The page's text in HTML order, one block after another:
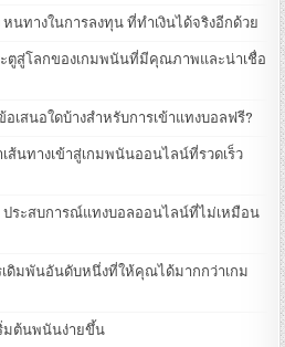
นทางในการลงทุน ที่ทำเงินได้จริงอีกด้วย
ะตูสู่โลกของเกมพนันที่มีคุณภาพและน่าเชื่อ
เสนอใดบ้างสำหรับการเข้าแทงบอลฟรี?
ส้นทางเข้าสู่เกมพนันออนไลน์ที่รวดเร็ว
ประสบการณ์แทงบอลออนไลน์ที่ไม่เหมือน
เดิมพันอันดับหนึ่งที่ให้คุณได้มากกว่าเกม
มต้นพนันง่ายขึ้น